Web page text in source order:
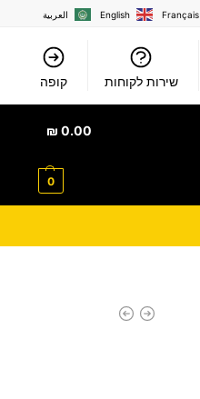
العربية English Français
שירות לקוחות קופה
0.00
₪
0